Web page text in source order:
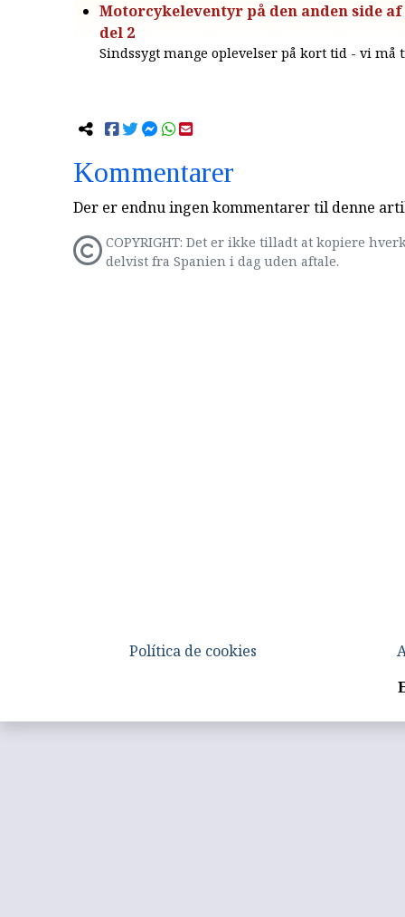
Motorcykeleventyr på den anden side
del 2
Sindssygt mange oplevelser på kort tid - vi må
Kommentarer
Der er endnu ingen kommentarer til denne
COPYRIGHT: Det er ikke tilladt at kopiere
delvist fra Spanien i dag uden aftale.
Política de cookies